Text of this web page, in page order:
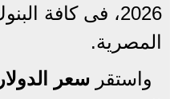
2026، فى كافة
المصرية.
واستقر سعر الدولار